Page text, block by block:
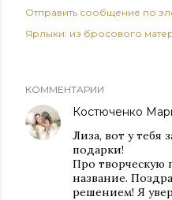
Отправить сообщение по
Ярлыки: из бросового
КОММЕНТАРИИ
Костюченко
Лиза, вот у тебя
подарки!
Про творческую
название.
решением! Я